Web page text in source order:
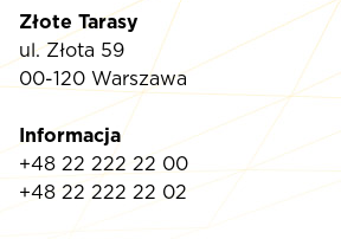
Złote Tarasy
ul. Złota 59
00-120 Warszawa
Informacja
+48 22 222 22 00
+48 22 222 22 02